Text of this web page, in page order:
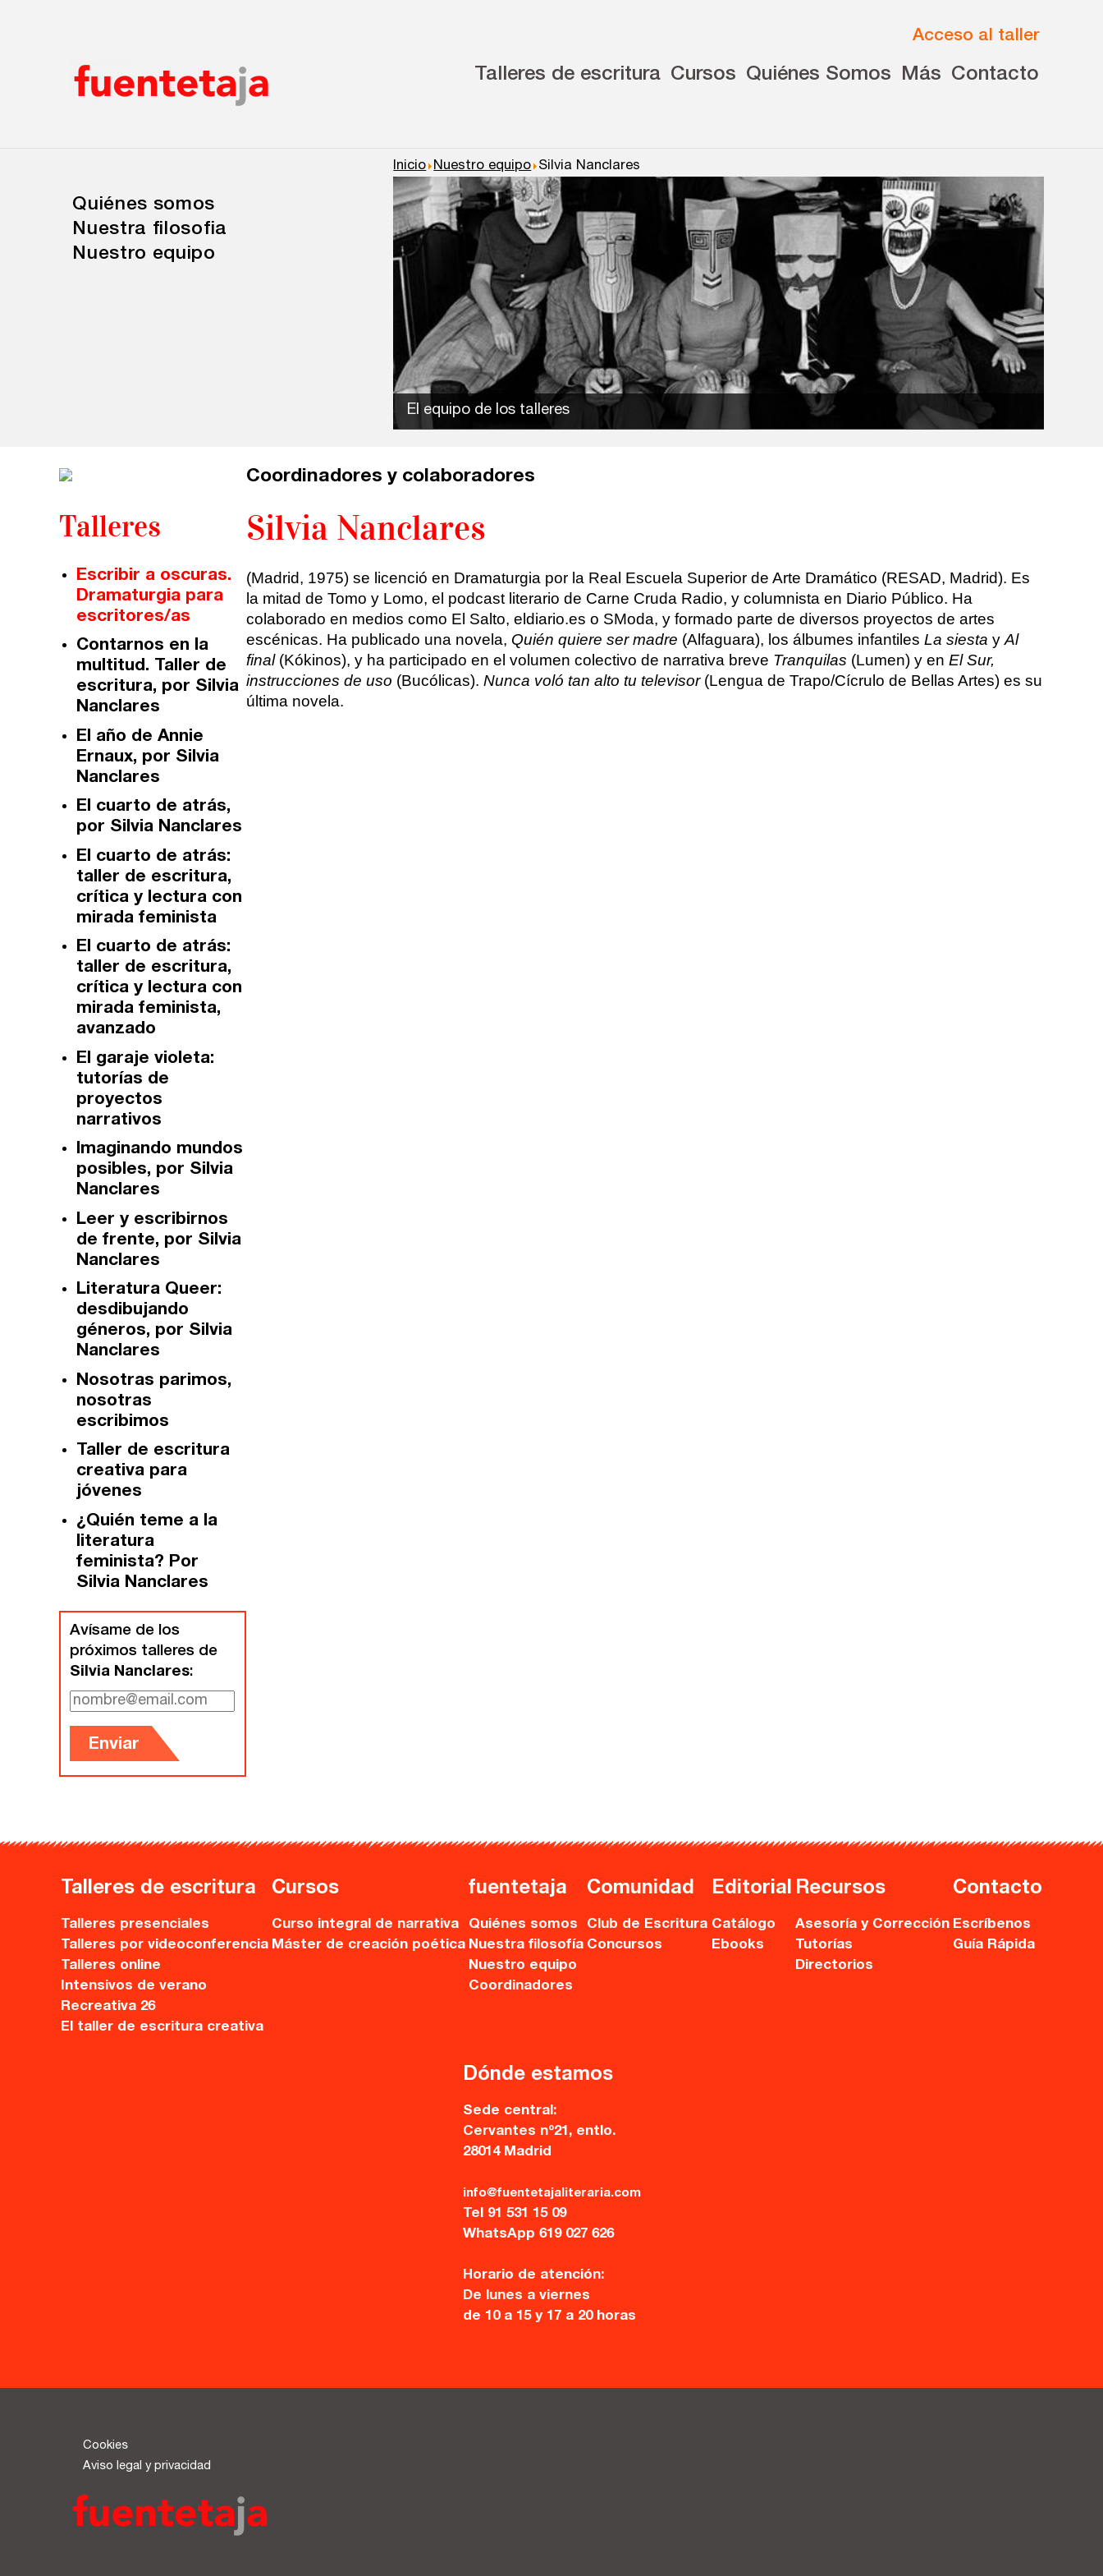
Acceso al taller
Talleres de escritura Cursos Quiénes Somos Más Contacto
Zaragoza
Santander
Las Palmas
Talleres online
Intensivos de verano ≻
El taller de escritura creativa
Curso integral de narrativa
fuentetaja
Quiénes somos
Nuestra filosofía
Nuestro equipo
Coordinadores
Comunidad
Club de Escritura
Concursos
Editorial
Recursos
Asesoría y Corrección
Contacto
Escríbenos
Guía Rápida
Dónde estamos
Cervantes nº21, entlo.
28014 Madrid
info@fuentetajaliteraria.com
Tel 91 531 15 09
WhatsApp 619 027 626
Quiénes somos
Nuestra filosofia
Nuestro equipo
Inicio Nuestro equipo Silvia Nanclares
El equipo de los talleres
Coordinadores y colaboradores
Silvia Nanclares
(Madrid, 1975) se licenció en Dramaturgia por la Real Escuela Superior de Arte Dramático (RESAD, Madrid). Es
la mitad de Tomo y Lomo, el podcast literario de Carne Cruda Radio, y columnista en Diario Público. Ha
colaborado en medios como El Salto, eldiario.es o SModa, y formado parte de diversos proyectos de artes
escénicas. Ha publicado una novela, Quién quiere ser madre (Alfaguara), los álbumes infantiles La siesta y Al
final(Kókinos), y ha participado en el volumen colectivo de narrativa breve Tranquilas (Lumen) y en El Sur,
instrucciones de uso (Bucólicas). Nunca voló tan alto tu televisor(Lengua de Trapo/Cícrulo de Bellas Artes) es su
última novela.
Talleres
Escribir a oscuras.
Dramaturgia para
escritores/as
Contarnos en la
multitud. Taller de
escritura, por Silvia
Nanclares
El año de Annie
Ernaux, por Silvia
Nanclares
El cuarto de atrás,
por Silvia Nanclares
El cuarto de atrás:
taller de escritura,
crítica y lectura con
mirada feminista
El cuarto de atrás:
taller de escritura,
crítica y lectura con
mirada feminista,
avanzado
El garaje violeta:
tutorías de
proyectos
narrativos
Imaginando mundos
posibles, por Silvia
Nanclares
Leer y escribirnos
de frente, por Silvia
Nanclares
Literatura Queer:
desdibujando
géneros, por Silvia
Nanclares
Nosotras parimos,
nosotras
escribimos
Taller de escritura
creativa para
jóvenes
¿Quién teme a la
literatura
feminista? Por
Silvia Nanclares
Avísame de los
próximos talleres de
Silvia Nanclares:
Enviar
Talleres de escritura
Talleres presenciales
Talleres por videoconferencia
Talleres online
Intensivos de verano
Recreativa 26
El taller de escritura creativa
Cursos
Curso integral de narrativa
Máster de creación poética
fuentetaja
Quiénes somos
Nuestra filosofía
Nuestro equipo
Coordinadores
Comunidad
Club de Escritura
Concursos
Editorial
Catálogo
Ebooks
Recursos
Asesoría y Corrección
Tutorías
Directorios
Contacto
Escríbenos
Guía Rápida
Dónde estamos
Sede central:
Cervantes nº21, entlo.
28014 Madrid
info@fuentetajaliteraria.com
Tel 91 531 15 09
WhatsApp 619 027 626
Horario de atención:
De lunes a viernes
de 10 a 15 y 17 a 20 horas
Cookies
Aviso legal y privacidad